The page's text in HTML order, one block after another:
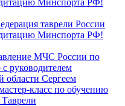
таврели России
Минспорта РФ!